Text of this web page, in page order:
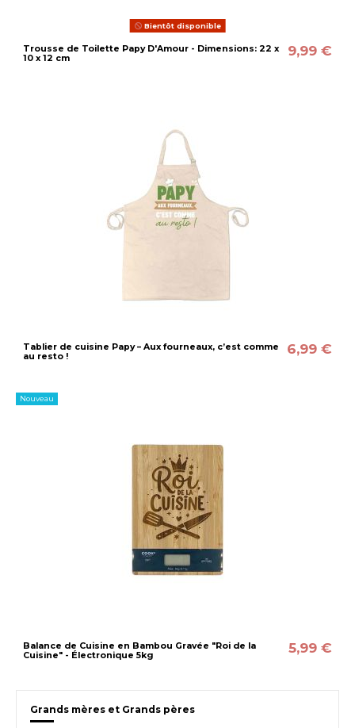
Bientôt disponible
Trousse de Toilette Papy D'Amour - Dimensions: 22 x
10 x 12 cm
9,99 €
Tablier de cuisine Papy – Aux fourneaux, c’est comme
au resto !
6,99 €
Nouveau
Balance de Cuisine en Bambou Gravée "Roi de la
Cuisine" - Électronique 5kg
5,99 €
Grands mères et Grands pères